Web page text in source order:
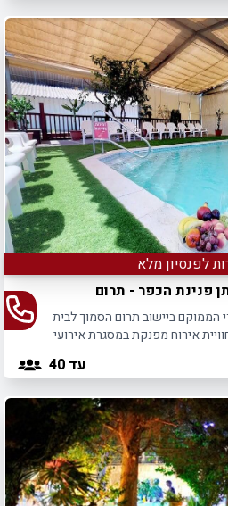
לפנסיון מלא
פנינת הכפר - תרום
הממוקם ביישוב תרום הסמוך לבית
אירוח מפנקת במסגרת אירועי
עד 40